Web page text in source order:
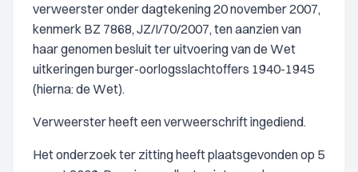
verweerster onder dagtekening 20 november 2007,
kenmerk BZ 7868, JZ/I/70/2007, ten aanzien van
haar genomen besluit ter uitvoering van de Wet
uitkeringen burger-oorlogsslachtoffers 1940-1945
(hierna: de Wet).
Verweerster heeft een verweerschrift ingediend.
Het onderzoek ter zitting heeft plaatsgevonden op 5